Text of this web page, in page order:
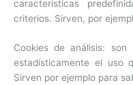
características
criterios. Sirven, por
Cookies de análisis:
estadísticamente el uso
Sirven por ejemplo para